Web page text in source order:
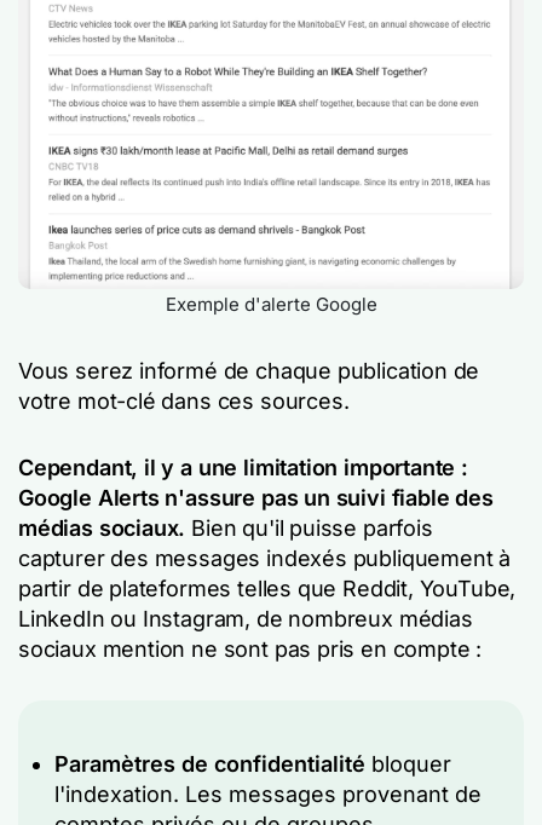
Exemple d'alerte Google
Vous serez informé de chaque publication de
votre mot-clé dans ces sources.
Cependant, il y a une limitation importante :
Google Alerts n'assure pas un suivi fiable des
médias sociaux. Bien qu'il puisse parfois
capturer des messages indexés publiquement à
partir de plateformes telles que Reddit, YouTube,
LinkedIn ou Instagram, de nombreux médias
sociaux mention ne sont pas pris en compte :
Paramètres de confidentialité bloquer
l'indexation. Les messages provenant de